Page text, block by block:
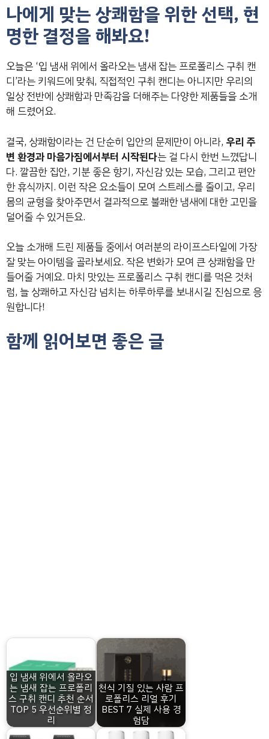
나에게 맞는 상쾌함을 위한 선택, 현
명한 결정을 해봐요!
오늘은 ‘입 냄새 위에서 올라오는 냄새 잡는 프로폴리스 구취 캔
디’라는 키워드에 맞춰, 직접적인 구취 캔디는 아니지만 우리의
일상 전반에 상쾌함과 만족감을 더해주는 다양한 제품들을 소개
해 드렸어요.
결국, 상쾌함이라는 건 단순히 입안의 문제만이 아니라, 우리 주
변 환경과 마음가짐에서부터 시작된다는 걸 다시 한번 느꼈답니
다. 깔끔한 집안, 기분 좋은 향기, 자신감 있는 모습, 그리고 편안
한 휴식까지. 이런 작은 요소들이 모여 스트레스를 줄이고, 우리
몸의 균형을 찾아주면서 결과적으로 불쾌한 냄새에 대한 고민을
덜어줄 수 있거든요.
오늘 소개해 드린 제품들 중에서 여러분의 라이프스타일에 가장
잘 맞는 아이템을 골라보세요. 작은 변화가 모여 큰 상쾌함을 만
들어줄 거예요. 마치 맛있는 프로폴리스 구취 캔디를 먹은 것처
럼, 늘 상쾌하고 자신감 넘치는 하루하루를 보내시길 진심으로 응
원합니다!
함께 읽어보면 좋은 글
입 냄새 위에서 올라오
는 냄새 잡는 프로폴리
스 구취 캔디 추천 순서
TOP 5 우선순위별 정
리
천식 기질 있는 사람 프
로폴리스 리얼 후기
BEST 7 실제 사용 경
험담